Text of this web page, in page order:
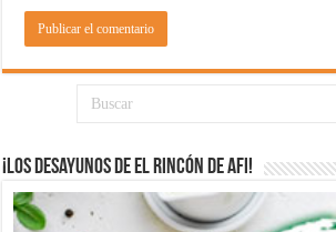
¡Los desayunos de El Rincón de Afi!